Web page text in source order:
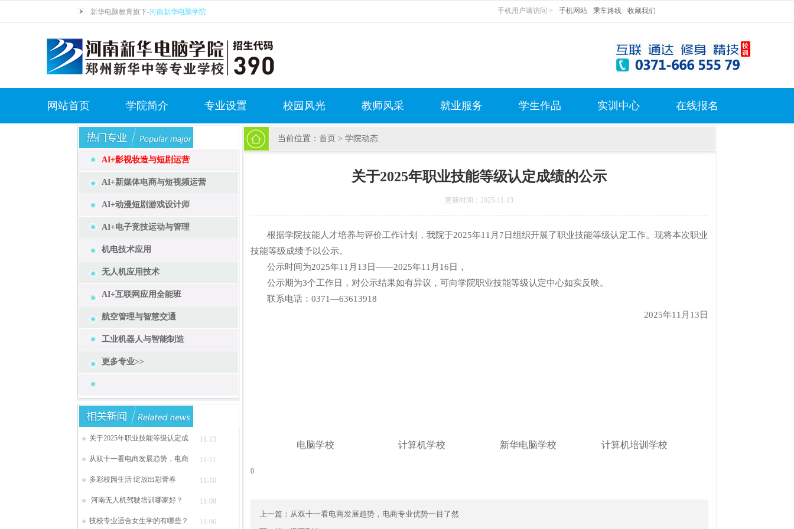
新华电脑教育旗下-河南新华电脑学院 手机用户请访问 > 手机网站 乘车路线 收藏我们
网站首页 学院简介 专业设置 校园风光 教师风采 就业服务 学生作品 实训中心 在线报名
AI+影视妆造与短剧运营
AI+新媒体电商与短视频运营
AI+动漫短剧游戏设计师
AI+电子竞技运动与管理
机电技术应用
无人机应用技术
AI+互联网应用全能班
航空管理与智慧交通
工业机器人与智能制造
更多专业>>
关于2025年职业技能等级认定成 11-13
从双十一看电商发展趋势，电商 11-11
多彩校园生活 绽放出彩青春 11-10
河南无人机驾驶培训哪家好？ 11-08
技校专业适合女生学的有哪些？ 11-06
当前位置： 首页 > 学院动态
关于2025年职业技能等级认定成绩的公示
更新时间：2025-11-13
根据学院技能人才培养与评价工作计划，我院于2025年11月7日组织开展了职业技能等级认定工作。现将本次职业
技能等级成绩予以公示。
公示时间为2025年11月13日——2025年11月16日，
公示期为3个工作日，对公示结果如有异议，可向学院职业技能等级认定中心如实反映。
联系电话：0371—63613918
2025年11月13日
电脑学校 计算机学校 新华电脑学校 计算机培训学校
0
上一篇： 从双十一看电商发展趋势，电商专业优势一目了然